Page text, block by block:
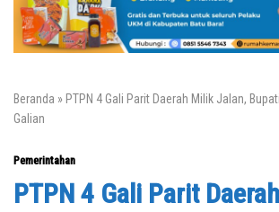
Beranda » PTPN 4 Gali Parit Daerah Milik Jalan,
Galian
Pemerintahan
PTPN 4 Gali Parit